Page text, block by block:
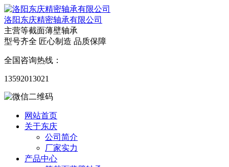
洛阳东庆精密轴承有限公司
主营等截面薄壁轴承
型号齐全 匠心制造 品质保障
全国咨询热线：
13592013021
网站首页
关于东庆
公司简介
厂家实力
产品中心